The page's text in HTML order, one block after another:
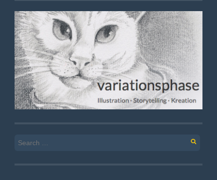
Search